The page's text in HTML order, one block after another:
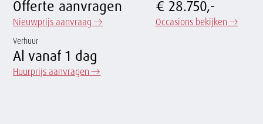
Offerte aanvragen
Nieuwprijs aanvraag →
€ 28.750,-
Occasions bekijken →
Verhuur
Al vanaf 1 dag
Huurprijs aanvragen →